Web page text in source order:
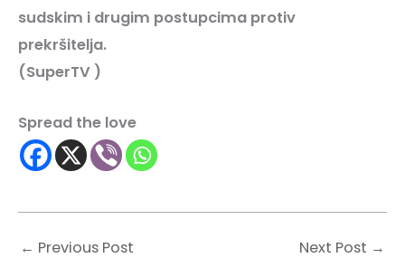
sudskim i drugim postupcima protiv
prekršitelja.
(SuperTV )
Spread the love
← Previous Post Next Post →